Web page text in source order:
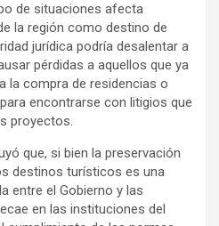
de situaciones afecta
la región como destino de
jurídica podría desalentar a
pérdidas a aquellos que ya
la compra de residencias o
encontrarse con litigios que
proyectos.
que, si bien la preservación
destinos turísticos es una
entre el Gobierno y las
en las instituciones del